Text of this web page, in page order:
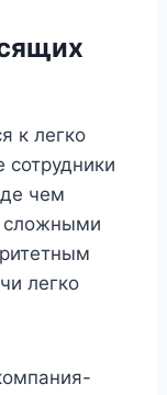
к легко
чем
сложными
легко